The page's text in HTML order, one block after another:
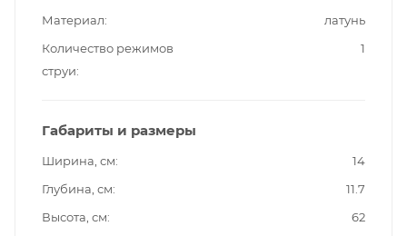
Материал
латунь
Количество режимов
струи
1
Габариты и размеры
Ширина, см
14
Глубина, см
11.7
Высота, см
62